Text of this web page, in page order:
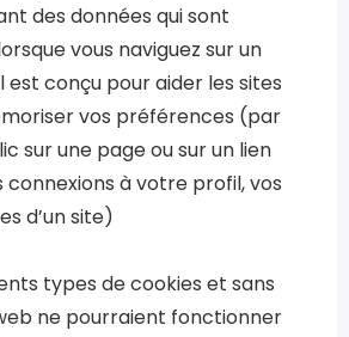
des données qui sont
vous naviguez sur un
est conçu pour aider les sites
vos préférences (par
sur une page ou sur un lien
connexions à votre profil, vos
d’un site)
types de cookies et sans
ne pourraient fonctionner